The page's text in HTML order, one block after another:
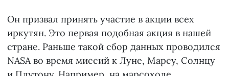
Он призвал принять участие в акции всех
иркутян. Это первая подобная акция в нашей
стране. Раньше такой сбор данных проводился
NASA во время миссий к Луне, Марсу, Солнцу